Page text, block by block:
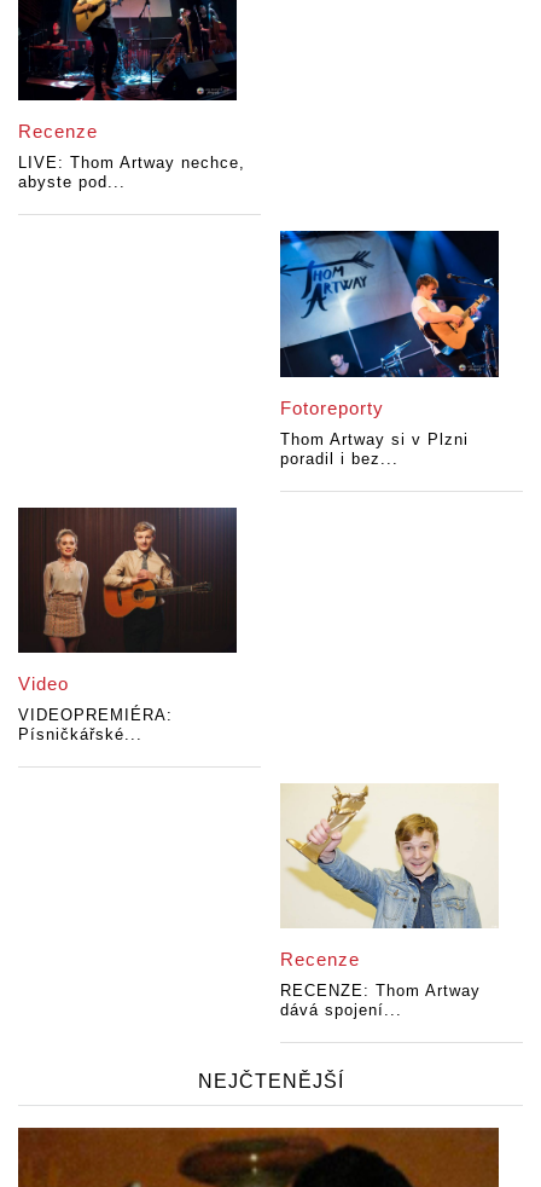
Recenze
LIVE: Thom Artway nechce,
abyste pod...
Fotoreporty
Thom Artway si v Plzni
poradil i bez...
Video
VIDEOPREMIÉRA:
Písničkářské...
Recenze
RECENZE: Thom Artway
dává spojení...
NEJČTENĚJŠÍ